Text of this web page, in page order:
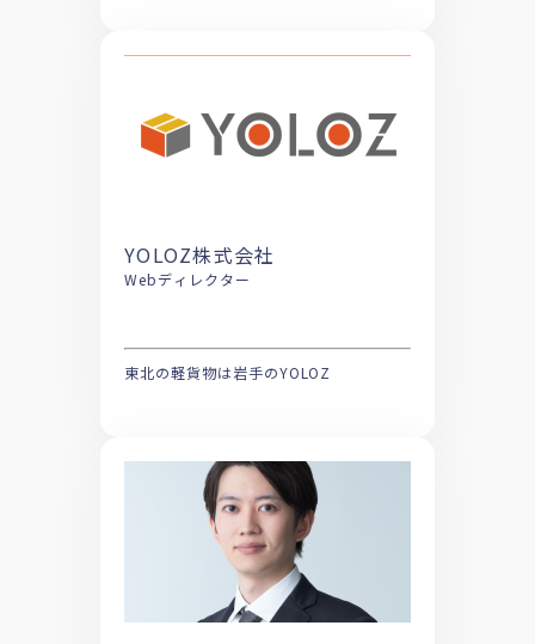
YOLOZ株式会社
Webディレクター
東北の軽貨物は岩手のYOLOZ